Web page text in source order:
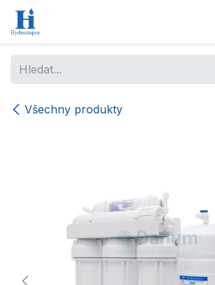
Přejít na obsah
Všechny produkty